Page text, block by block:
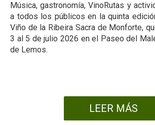
Música, gastronomía, VinoRutas y
a todos los públicos en la quinta
Viño de la Ribeira Sacra de Monforte,
3 al 5 de julio 2026 en el Paseo del
de Lemos.
LEER MÁS